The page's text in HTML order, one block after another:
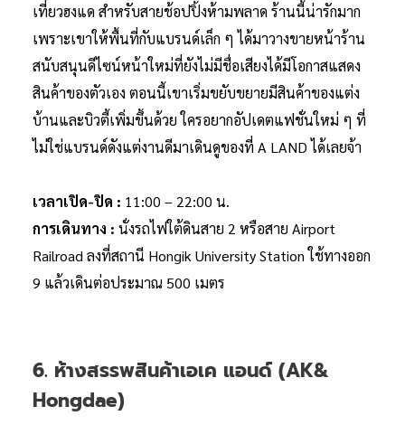
เที่ยวฮงแด สำหรับสายช้อปปิ้งห้ามพลาด ร้านนี้น่ารักมาก
เพราะเขาให้พื้นที่กับแบรนด์เล็ก ๆ ได้มาวางขายหน้าร้าน
สนับสนุนดีไซน์หน้าใหม่ที่ยังไม่มีชื่อเสียงได้มีโอกาสแสดง
สินค้าของตัวเอง ตอนนี้เขาเริ่มขยับขยายมีสินค้าของแต่ง
บ้านและบิวตี้เพิ่มขึ้นด้วย ใครอยากอัปเดตแฟชั่นใหม่ ๆ ที่
ไม่ใช่แบรนด์ดังแต่งานดีมาเดินดูของที่ A LAND ได้เลยจ้า
เวลาเปิด-ปิด : 11:00 – 22:00 น.
การเดินทาง : นั่งรถไฟใต้ดินสาย 2 หรือสาย Airport
Railroad ลงที่สถานี Hongik University Station ใช้ทางออก
9 แล้วเดินต่อประมาณ 500 เมตร
6. ห้างสรรพสินค้าเอเค แอนด์ (AK&
Hongdae)